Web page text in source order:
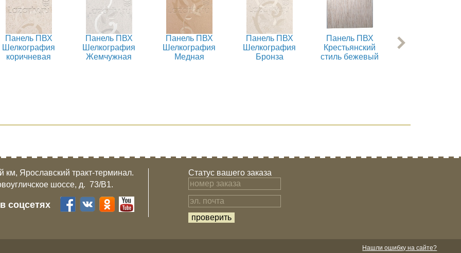
Панель ПВХ
Шелкография
коричневая
Панель ПВХ
Шелкография
Жемчужная
Панель ПВХ
Шелкография
Медная
Панель ПВХ
Шелкография
Бронза
Панель ПВХ
Крестьянский
стиль бежевый
Холст бежевый
км, Ярославский тракт-терминал.
шоссе, д. 73/B1.
соцсетях
Статус вашего заказа
Нашли ошибку на сайте?